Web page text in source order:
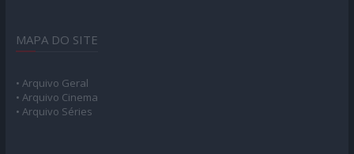
MAPA DO SITE
• Arquivo Geral
• Arquivo Cinema
• Arquivo Séries